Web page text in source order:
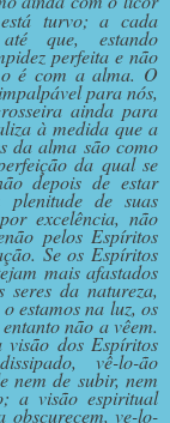
turvo; a cada
que, estando
perfeita e não
o é com a alma. O
para nós,
ainda para
à medida que a
da alma são como
da qual se
depois de estar
plenitude de suas
excelência, não
pelos Espíritos
Se os Espíritos
mais afastados
da natureza,
estamos na luz, os
não a vêem.
visão dos Espíritos
vê-lo-ão
nem de subir, nem
a visão espiritual
obscurecem, ve-lo-